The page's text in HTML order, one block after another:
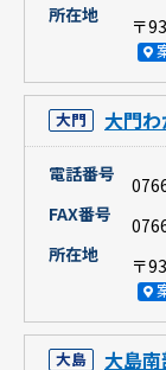
所在地
〒
大門 大門
電話番号
FAX番号
所在地
〒
大島 大島